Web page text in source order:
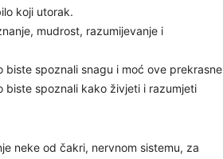
koji utorak.
mudrost, razumijevanje i
biste spoznali snagu i moć ove prekrasne
biste spoznali kako živjeti i razumjeti
neke od čakri, nervnom sistemu, za